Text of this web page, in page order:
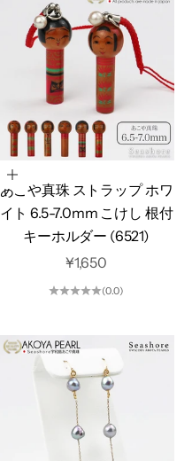
オプションを選択
あこや真珠 ストラップ ホワ
イト 6.5-7.0mm こけし 根付
キーホルダー (6521)
セール価格
¥1,650
(0.0)